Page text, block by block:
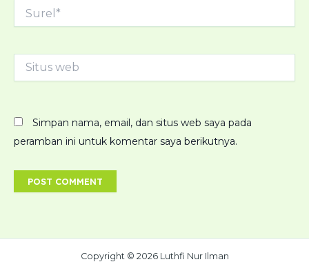
Situs
web
Simpan nama, email, dan situs web saya pada
peramban ini untuk komentar saya berikutnya.
Copyright © 2026 Luthfi Nur Ilman